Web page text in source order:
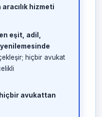
aracılık hizmeti
eşit, adil,
yenilemesinde
hiçbir avukat
hiçbir avukattan